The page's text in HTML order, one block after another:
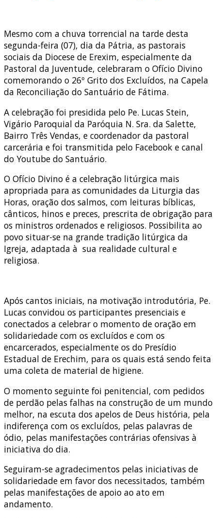
Mesmo com a chuva torrencial na tarde desta
segunda-feira (07), dia da Pátria, as pastorais
sociais da Diocese de Erexim, especialmente da
Pastoral da Juventude, celebraram o Ofício Divino
comemorando o 26º Grito dos Excluídos, na Capela
da Reconciliação do Santuário de Fátima.
A celebração foi presidida pelo Pe. Lucas Stein,
Vigário Paroquial da Paróquia N. Sra. da Salette,
Bairro Três Vendas, e coordenador da pastoral
carcerária e foi transmitida pelo Facebook e canal
do Youtube do Santuário.
O Ofício Divino é a celebração litúrgica mais
apropriada para as comunidades da Liturgia das
Horas, oração dos salmos, com leituras bíblicas,
cânticos, hinos e preces, prescrita de obrigação para
os ministros ordenados e religiosos. Possibilita ao
povo situar-se na grande tradição litúrgica da
Igreja, adaptada à sua realidade cultural e
religiosa.
Após cantos iniciais, na motivação introdutória, Pe.
Lucas convidou os participantes presenciais e
conectados a celebrar o momento de oração em
solidariedade com os excluídos e com os
encarcerados, especialmente os do Presídio
Estadual de Erechim, para os quais está sendo feita
uma coleta de material de higiene.
O momento seguinte foi penitencial, com pedidos
de perdão pelas falhas na construção de um mundo
melhor, na escuta dos apelos de Deus história, pela
indiferença com os excluídos, pelas palavras de
ódio, pelas manifestações contrárias ofensivas à
iniciativa do dia.
Seguiram-se agradecimentos pelas iniciativas de
solidariedade em favor dos necessitados, também
pelas manifestações de apoio ao ato em
andamento.